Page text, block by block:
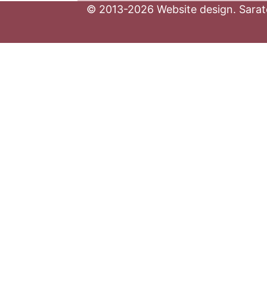
© 2013-2026 Website design.